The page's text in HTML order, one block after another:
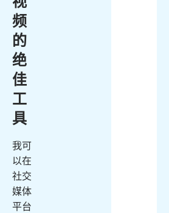
频
的
绝
佳
工
具
我可
以在
社交
媒体
平台